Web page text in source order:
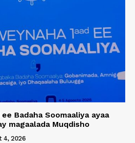
Badaha Soomaaliya ayaa
magaalada Muqdisho
4, 2026